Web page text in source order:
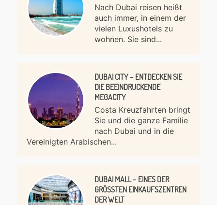
Nach Dubai reisen heißt
auch immer, in einem der
vielen Luxushotels zu
wohnen. Sie sind...
DUBAI CITY – ENTDECKEN SIE
DIE BEEINDRUCKENDE
MEGACITY
Costa Kreuzfahrten bringt
Sie und die ganze Familie
nach Dubai und in die
Vereinigten Arabischen...
DUBAI MALL – EINES DER
GRÖSSTEN EINKAUFSZENTREN D
ER WELT